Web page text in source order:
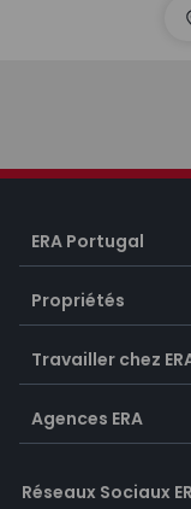
ERA Portugal
Propriétés
Travailler chez
Agences ERA
Réseaux Sociaux